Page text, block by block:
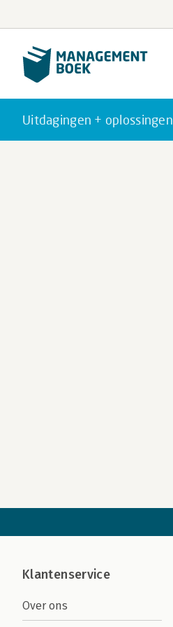
Uitdagingen + oplossingen
Klantenservice
Over ons